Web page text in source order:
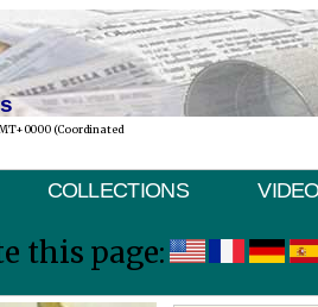
(Coordinated
COLLECTIONS
this page: